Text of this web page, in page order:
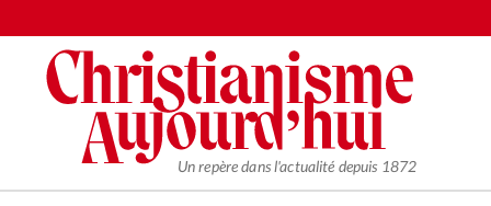
Un repère dans l'actualité depuis 1872